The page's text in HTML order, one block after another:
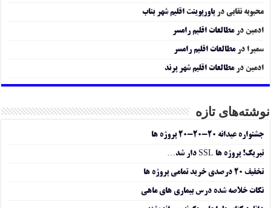
محبوبه نقابی درپاورپوینت اقلیم شهر بناب
ادمین درمطالعات اقلیم رامسر
سمیرا درمطالعات اقلیم رامسر
ادمین درمطالعات اقلیم شهر پرند
نوشته‌های تازه
جشنواره عیدانه ۲۰-۲۰-۲۰ پروژه ها
تبریک! پروژه ها SSL دار شد…
تخفیف ۲۰ درصدی خرید تمامی پروژه ها
نکات خلاصه شده درس بیماری های ماهی